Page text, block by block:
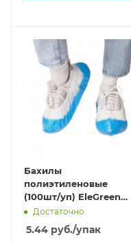
Бахилы
полиэтиленовые
(100шт/уп) EleGreen
Супер Экстра двойные
(5,1г; 8/19мкм) бело-
синий
Достаточно
5.44 руб./упак